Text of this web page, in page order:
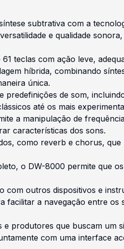
subtrativa com a
e qualidade
teclas com ação leve,
híbrida, combinando
única.
predefinições de som,
até os mais
a manipulação de
características dos sons.
como reverb e chorus,
o DW-8000 permite que
com outros dispositivos e
facilitar a navegação entre
produtores que buscam um
com uma